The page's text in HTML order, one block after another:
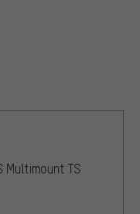
Multimount TS